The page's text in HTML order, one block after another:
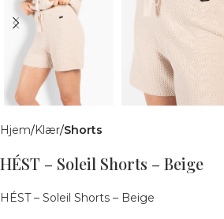
Hjem Klær Shorts
HÉST – Soleil Shorts – Beige
HÉST – Soleil Shorts – Beige